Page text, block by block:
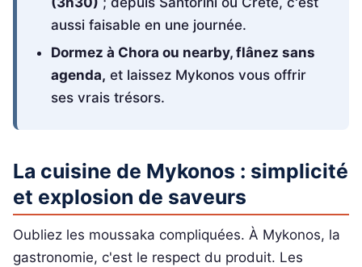
aussi faisable en une journée.
Dormez à Chora ou nearby, flânez sans
agenda, et laissez Mykonos vous offrir
ses vrais trésors.
La cuisine de Mykonos : simplicité
et explosion de saveurs
Oubliez les moussaka compliquées. À Mykonos, la
gastronomie, c'est le respect du produit. Les